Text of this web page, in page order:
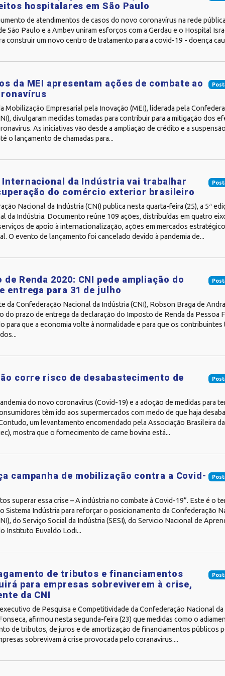
hospitalares em São Paulo
de atendimentos de casos do novo coronavírus na rede
São Paulo e a Ambev uniram esforços com a Gerdau e o Hospital
construir um novo centro de tratamento para a covid-19 - doença
da MEI apresentam ações de combate ao
Mobilização Empresarial pela Inovação (MEI), liderada pela
divulgaram medidas tomadas para contribuir para a mitigação dos
As iniciativas vão desde a ampliação de crédito e a
o lançamento de chamadas para...
Internacional da Indústria vai trabalhar
do comércio exterior brasileiro
Nacional da Indústria (CNI) publica nesta quarta-feira (25), a 5ª
da Indústria. Documento reúne 109 ações, distribuídas em quatro
de apoio à internacionalização, ações em mercados
O evento de lançamento foi cancelado devido à pandemia de...
de Renda 2020: CNI pede ampliação do
entrega para 31 de julho
da Confederação Nacional da Indústria (CNI), Robson Braga de
do prazo de entrega da declaração do Imposto de Renda da Pessoa
para que a economia volte à normalidade e para que os
corre risco de desabastecimento de
do novo coronavírus (Covid-19) e a adoção de medidas para
têm ido aos supermercados com medo de que haja
um levantamento encomendado pela Associação Brasileira
mostra que o fornecimento de carne bovina está...
campanha de mobilização contra a Covid-
superar essa crise – A indústria no combate à Covid-19”. Este é o
Sistema Indústria para reforçar o posicionamento da Confederação
do Serviço Social da Indústria (SESI), do Servicio Nacional de
Instituto Euvaldo Lodi...
de tributos e financiamentos
para empresas sobreviverem à crise,
da CNI
de Pesquisa e Competitividade da Confederação Nacional da
afirmou nesta segunda-feira (23) que medidas como o
de tributos, de juros e de amortização de financiamentos públicos
sobrevivam à crise provocada pelo coranavírus....